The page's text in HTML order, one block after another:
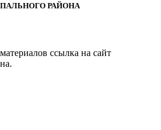
РАЙОНА
ссылка на сайт